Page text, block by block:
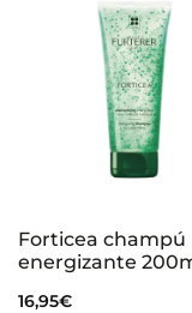
Forticea champú
energizante
16,95€